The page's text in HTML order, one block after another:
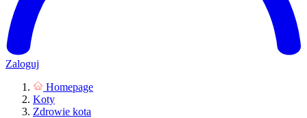
Zaloguj
Homepage
Koty
Zdrowie kota